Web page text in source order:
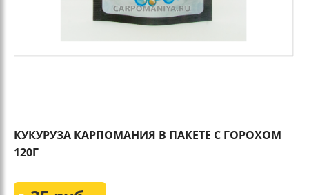
КУКУРУЗА КАРПОМАНИЯ В ПАКЕТЕ С ГОРОХОМ
120Г